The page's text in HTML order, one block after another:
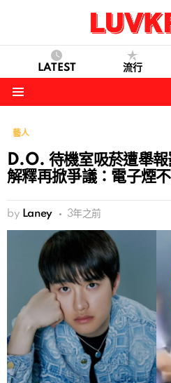
LATEST 流行
藝人
D.O. 待機室吸菸遭舉
解釋再掀爭議：電子煙
by Laney 3年之前